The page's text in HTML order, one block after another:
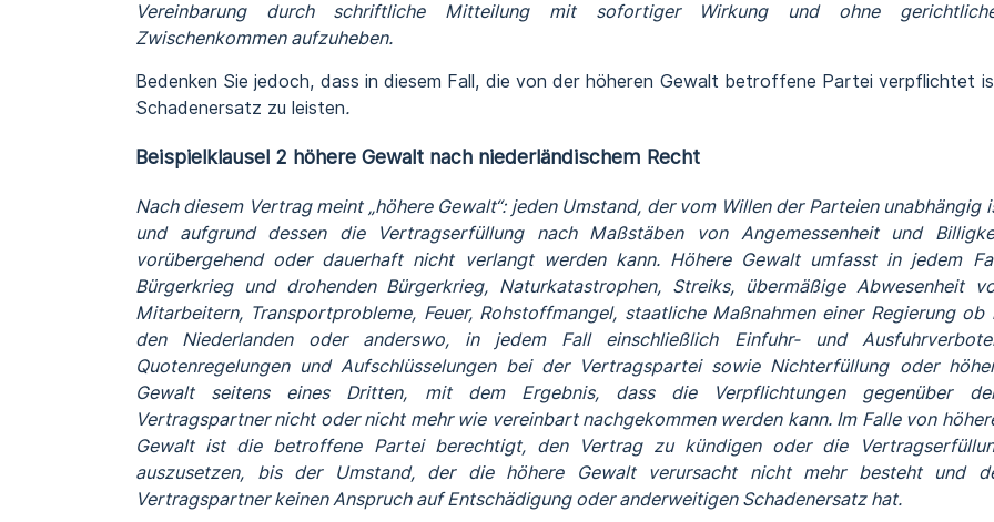
Vereinbarung durch schriftliche Mitteilung mit sofortiger Wirkung und ohne
Zwischenkommen aufzuheben.
Bedenken Sie jedoch, dass in diesem Fall, die von der höheren Gewalt betroffene Partei verpflichtet
Schadenersatz zu leisten.
Beispielklausel 2 höhere Gewalt nach niederländischem Recht
Nach diesem Vertrag meint „höhere Gewalt“: jeden Umstand, der vom Willen der Parteien unabhängig
und aufgrund dessen die Vertragserfüllung nach Maßstäben von Angemessenheit und
vorübergehend oder dauerhaft nicht verlangt werden kann. Höhere Gewalt umfasst in jedem
Bürgerkrieg und drohenden Bürgerkrieg, Naturkatastrophen, Streiks, übermäßige Abwesenheit
Mitarbeitern, Transportprobleme, Feuer, Rohstoffmangel, staatliche Maßnahmen einer Regierung ob
den Niederlanden oder anderswo, in jedem Fall einschließlich Einfuhr- und
Quotenregelungen und Aufschlüsselungen bei der Vertragspartei sowie Nichterfüllung oder
Gewalt seitens eines Dritten, mit dem Ergebnis, dass die Verpflichtungen gegenüber
Vertragspartner nicht oder nicht mehr wie vereinbart nachgekommen werden kann. Im Falle von
Gewalt ist die betroffene Partei berechtigt, den Vertrag zu kündigen oder die
auszusetzen, bis der Umstand, der die höhere Gewalt verursacht nicht mehr besteht und
Vertragspartner keinen Anspruch auf Entschädigung oder anderweitigen Schadenersatz hat.